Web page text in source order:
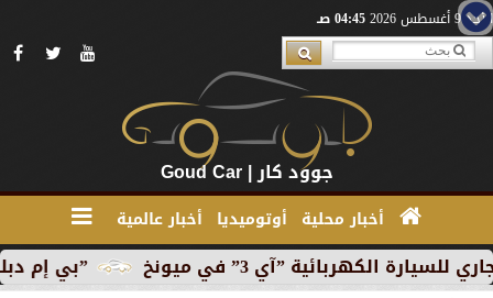
الأحد 9 أغسطس 2026 04:45 صـ
جوود كار | Goud Car
أخبار محلية أوتوميديا أخبار عالمية
”بي إم دبليو” تبدأ ”آي 3” في ميونخ